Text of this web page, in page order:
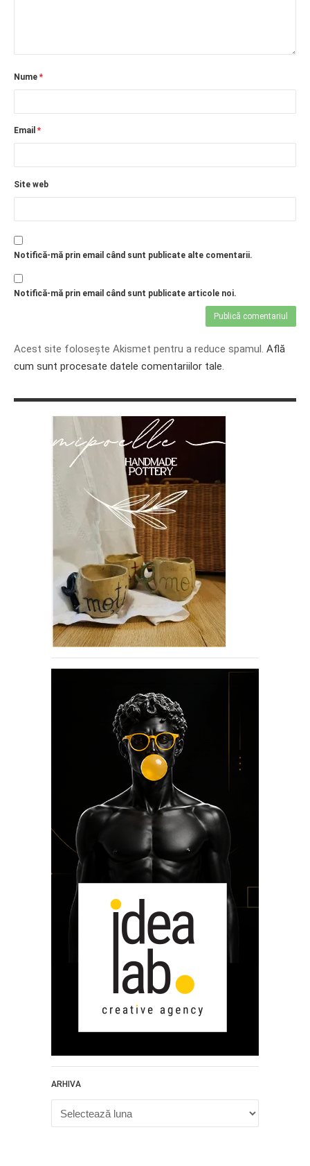
Nume *
Email *
Site web
Notifică-mă prin email când sunt publicate alte comentarii.
Notifică-mă prin email când sunt publicate articole noi.
Acest site folosește Akismet pentru a reduce spamul. Află
cum sunt procesate datele comentariilor tale.
ARHIVA
Arhiva